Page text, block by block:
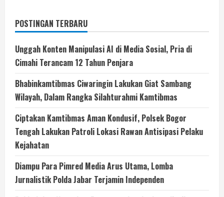
POSTINGAN TERBARU
Unggah Konten Manipulasi AI di Media Sosial, Pria di
Cimahi Terancam 12 Tahun Penjara
Bhabinkamtibmas Ciwaringin Lakukan Giat Sambang
Wilayah, Dalam Rangka Silahturahmi Kamtibmas
Ciptakan Kamtibmas Aman Kondusif, Polsek Bogor
Tengah Lakukan Patroli Lokasi Rawan Antisipasi Pelaku
Kejahatan
Diampu Para Pimred Media Arus Utama, Lomba
Jurnalistik Polda Jabar Terjamin Independen